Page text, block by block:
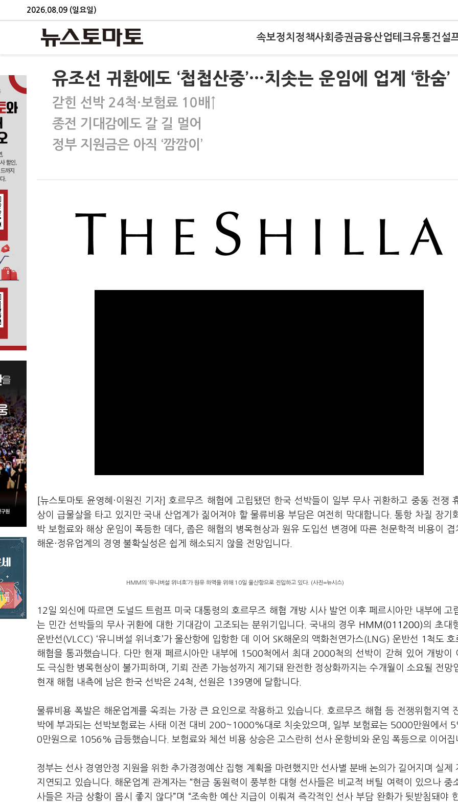
2026.08.09 (일요일)
속보정치 정책사회 증권금융산업테크유통건설
유조선 귀환에도 ‘첩첩산중’…치솟는 운임에 업계 ‘한숨’
갇힌 선박 24척·보험료 10배↑
종전 기대감에도 갈 길 멀어
정부 지원금은 아직 ‘깜깜이’
[뉴스토마토 윤영혜·이원진 기자] 호르무즈 해협에 고립됐던 한국 선박들이 일부 무사 귀환하고 중동 전쟁
상이 급물살을 타고 있지만 국내 산업계가 짊어져야 할 물류비용 부담은 여전히 막대합니다. 통항 차질 장기
박 보험료와 해상 운임이 폭등한 데다, 좁은 해협의 병목현상과 원유 도입선 변경에 따른 천문학적 비용이 겹
해운·정유업계의 경영 불확실성은 쉽게 해소되지 않을 전망입니다.
HMM의 ‘유니버설 위너호’가 원유 하역을 위해 10일 울산항으로 진입하고 있다. (사진=뉴시스)
12일 외신에 따르면 도널드 트럼프 미국 대통령의 호르무즈 해협 개방 시사 발언 이후 페르시아만 내부에 고
는 민간 선박들의 무사 귀환에 대한 기대감이 고조되는 분위기입니다. 국내의 경우 HMM(011200)의 초대
운반선(VLCC) ‘유니버설 위너호’가 울산항에 입항한 데 이어 SK해운의 액화천연가스(LNG) 운반선 1척도 호
해협을 통과했습니다. 다만 현재 페르시아만 내부에 1500척에서 최대 2000척의 선박이 갇혀 있어 개방이
도 극심한 병목현상이 불가피하며, 기뢰 잔존 가능성까지 제기돼 완전한 정상화까지는 수개월이 소요될 전망
현재 해협 내측에 남은 한국 선박은 24척, 선원은 139명에 달합니다.
물류비용 폭발은 해운업계를 옥죄는 가장 큰 요인으로 작용하고 있습니다. 호르무즈 해협 등 전쟁위험지역
박에 부과되는 선박보험료는 사태 이전 대비 200~1000%대로 치솟았으며, 일부 보험료는 5000만원에서
0만원으로 1056% 급등했습니다. 보험료와 체선 비용 상승은 고스란히 선사 운항비와 운임 폭등으로 이어집
정부는 선사 경영안정 지원을 위한 추가경정예산 집행 계획을 마련했지만 선사별 분배 논의가 길어지며 실제
지연되고 있습니다. 해운업계 관계자는 “현금 동원력이 풍부한 대형 선사들은 비교적 버틸 여력이 있으나 중
사들은 자금 상황이 몹시 좋지 않다”며 “조속한 예산 지급이 이뤄져 즉각적인 선사 부담 완화가 뒷받침돼야